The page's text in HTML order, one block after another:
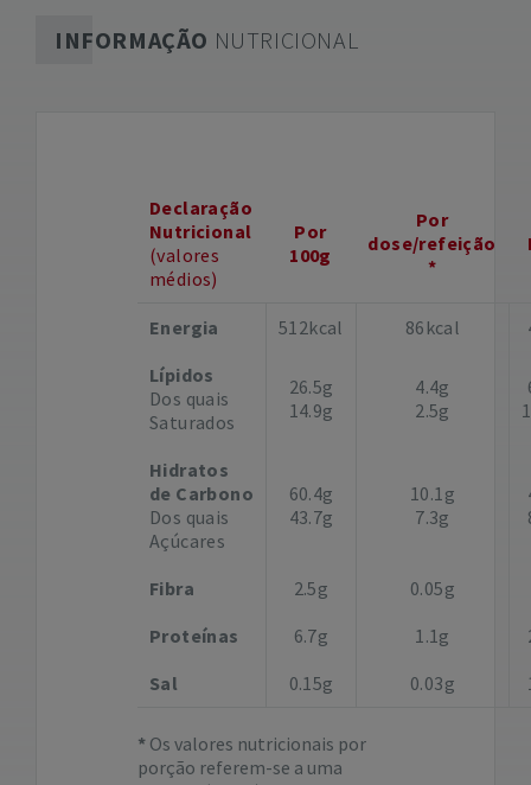
INFORMAÇÃO NUTRICIONAL
Declaração
Nutricional
(valores
médios)
Por
100g
Por
dose/refeição
*
Energia 512kcal 86kcal
Lípidos
Dos quais
Saturados
26.5g
14.9g
4.4g
2.5g
Hidratos
de Carbono
Dos quais
Açúcares
60.4g
43.7g
10.1g
7.3g
Fibra 2.5g
0.05g
Proteínas
6.7g 1.1g
Sal
0.15g 0.03g
Os valores nutricionais por
porção referem-se a uma